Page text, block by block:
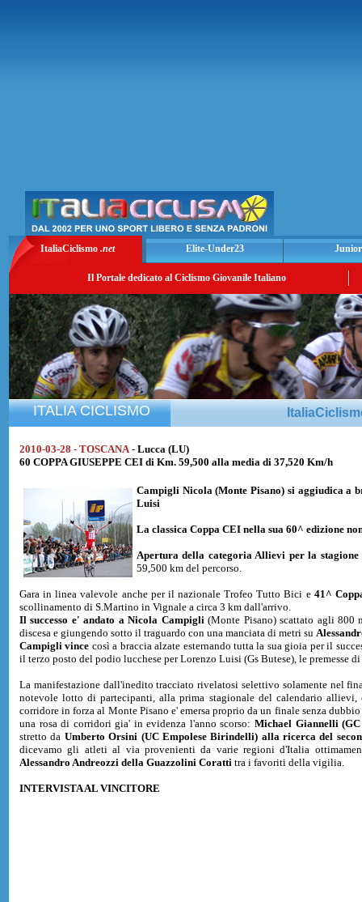
ItaliaCiclismo .net Elite-Under23
Il Portale dedicato al Ciclismo Giovanile Italiano
ITALIA CICLISMO
2010-03-28 - TOSCANA - Lucca (LU)
60 COPPA GIUSEPPE CEI di Km. 59,500 alla media di 37,520 Km/h
Campigli Nicola(Monte Pisano) si aggiudica a
Luisi
La classica Coppa CEI nella sua 60^ edizione
Apertura della categoria Allievi per la
59,500 km del percorso.
Gara in linea valevole anche per il nazionale Trofeo Tutto Bici e 41^
scollinamento di S.Martino in Vignale a circa 3 km dall'arrivo.
Il successo e' andato a Nicola Campigli(Monte Pisano) scattato agli
discesa e giungendo sotto il traguardo con una manciata di metri su
Campigli vince così a braccia alzate esternando tutta la sua gioia per il
il terzo posto del podio lucchese per Lorenzo Luisi (Gs Butese), le premesse
La manifestazione dall'inedito tracciato rivelatosi selettivo solamente nel
notevole lotto di partecipanti, alla prima stagionale del calendario
corridore in forza al Monte Pisano e' emersa proprio da un finale senza
una rosa di corridori gia' in evidenza l'anno scorso: Michael Giannelli
stretto da Umberto Orsini (UC Empolese Birindelli) alla ricerca del
dicevamo gli atleti al via provenienti da varie regioni d'Italia
Alessandro Andreozzi della Guazzolini Coratti tra i favoriti della vigilia.
INTERVISTA AL VINCITORE